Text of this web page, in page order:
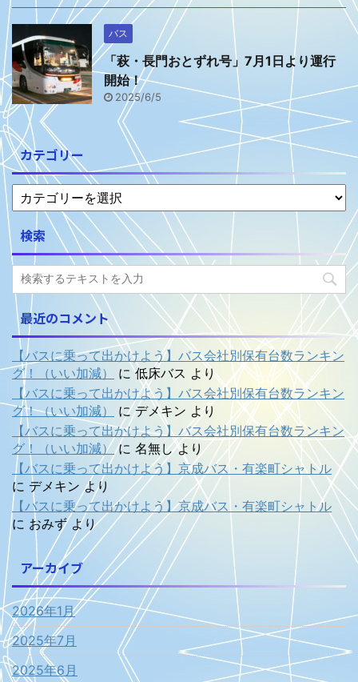
バス
「萩・長門おとずれ号」7月1日より運行
開始！
2025/6/5
カテゴリー
検索
最近のコメント
【バスに乗って出かけよう】バス会社別保有台数ランキン
グ！（いい加減）
に低床バス より
【バスに乗って出かけよう】バス会社別保有台数ランキン
グ！（いい加減）
にデメキン より
【バスに乗って出かけよう】バス会社別保有台数ランキン
グ！（いい加減）に 名無しより
【バスに乗って出かけよう】京成バス・有楽町シャトル
に デメキン より
【バスに乗って出かけよう】京成バス・有楽町シャトル
に おみずより
アーカイブ
2026年1月
2025年7月
2025年6月